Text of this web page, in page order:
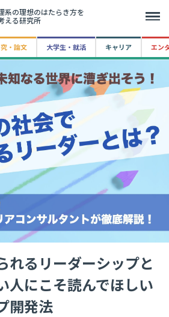
系の理想のはたらき方を
える研究所
・論文 大学生・就活 キャリア エン
れるリーダーシップと
人にこそ読んでほしい
開発法